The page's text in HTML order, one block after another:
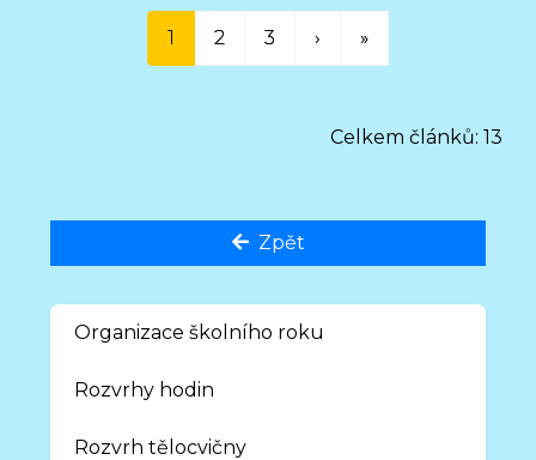
1 2 3 › »
Celkem článků: 13
Zpět
Organizace školního roku
Rozvrhy hodin
Rozvrh tělocvičny